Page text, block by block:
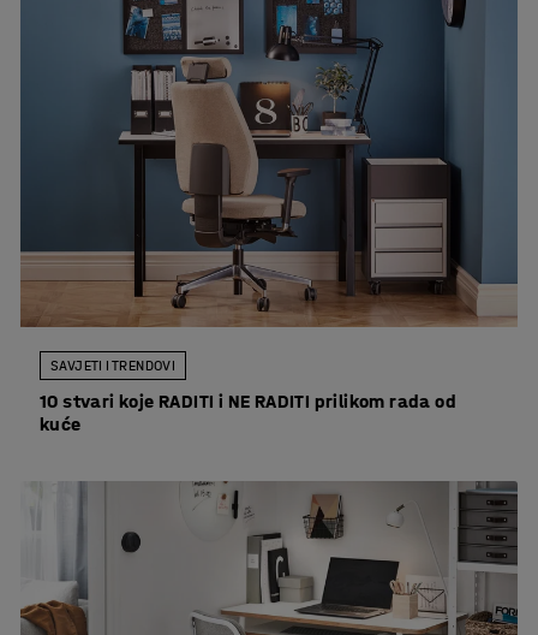
SAVJETI I TRENDOVI
10 stvari koje RADITI i NE RADITI prilikom rada od
kuće